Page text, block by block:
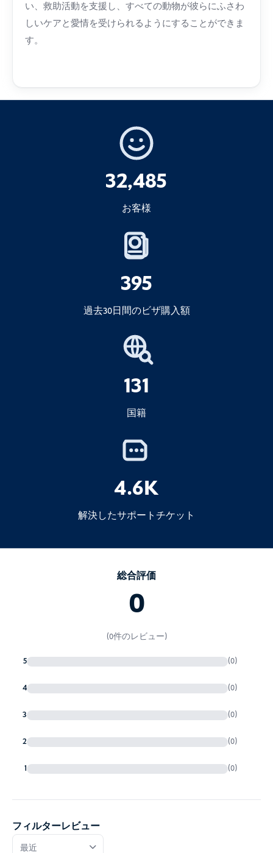
い、救助活動を支援し、すべての動物が彼らにふさわ
しいケアと愛情を受けられるようにすることができま
す。
32,485
お客様
395
過去30日間のビザ購入額
131
国籍
4.6K
解決したサポートチケット
総合評価
0
(0件のレビュー)
5 (0)
4 (0)
3 (0)
2 (0)
1 (0)
フィルターレビュー